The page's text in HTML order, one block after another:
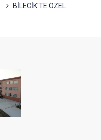
BİLECİK'TE ÖZEL